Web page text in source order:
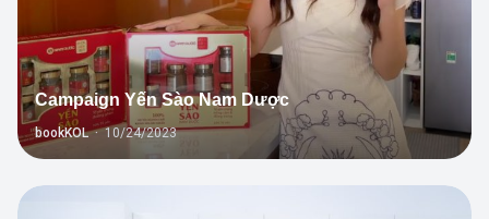
Campaign Yến Sào Nam Dược
bookKOL · 10/24/2023